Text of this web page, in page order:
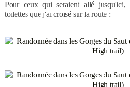
Pour ceux qui seraient allé
toilettes que j'ai croisé sur la route :